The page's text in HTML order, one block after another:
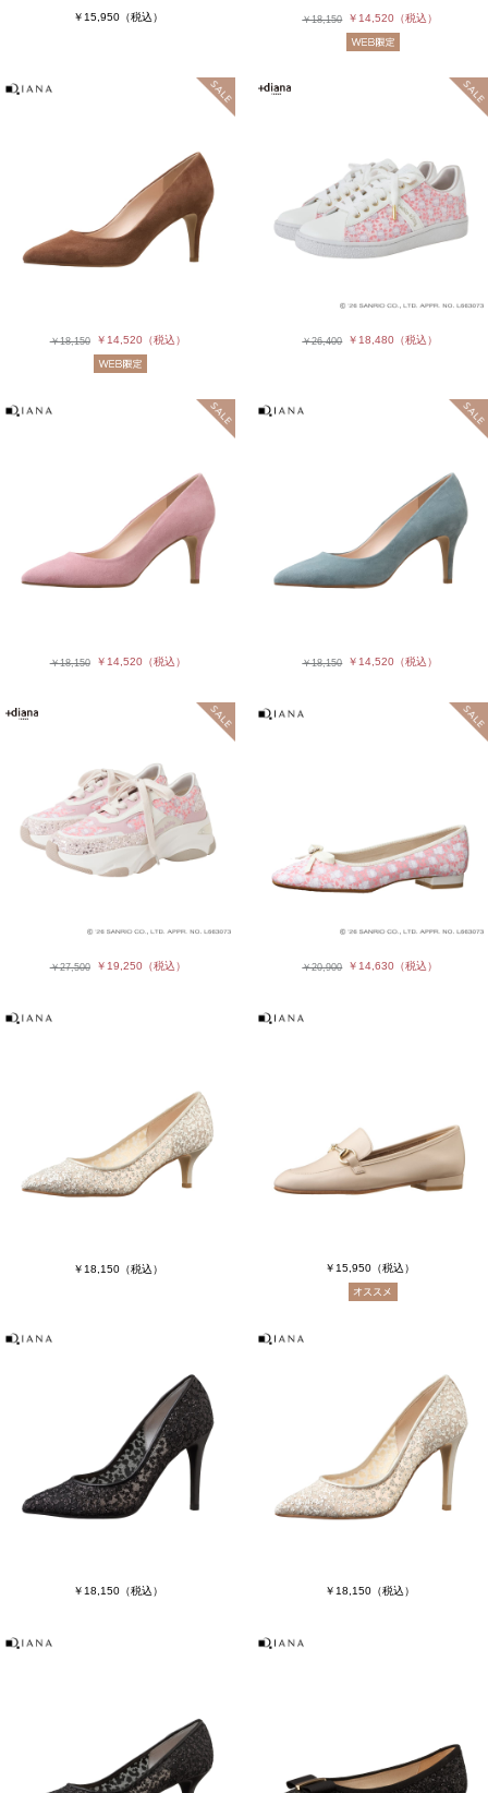
￥15,950（税込） ￥18,150 ￥14,520 （税込）
￥18,150 ￥14,520（税込） ￥26,400 ￥18,480 （税込）
￥18,150 ￥14,520（税込） ￥18,150 ￥14,520 （税込）
￥27,500 ￥19,250（税込） ￥20,900 ￥14,630 （税込）
￥18,150（税込） ￥15,950 （税込）
￥18,150（税込） ￥18,150 （税込）